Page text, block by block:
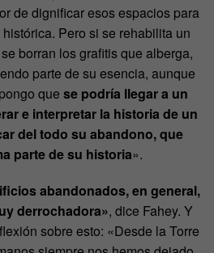
de dignificar esos espacios para
Pero si se rehabilita un
borran los grafitis que alberga,
parte de su esencia, aunque
que se podría llegar a un
e interpretar la historia de un
del todo su abandono, que
parte de su historia».
abandonados, en general,
derrochadora», dice Fahey. Y
sobre esto: «Desde la Torre